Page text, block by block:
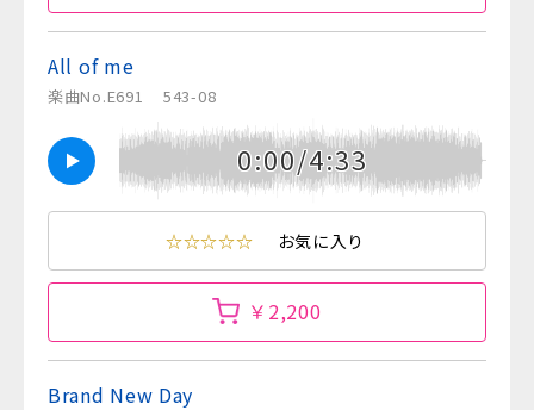
All of me
楽曲No.E691 543-08
0:00/4:33
☆☆☆☆☆ お気に入り
￥2,200
Brand New Day